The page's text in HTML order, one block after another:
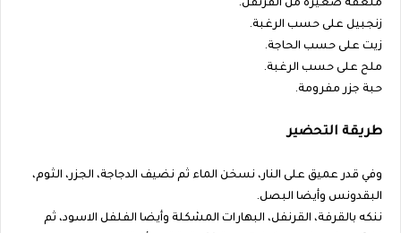
ملعقة صغيرة من القرنفل.
زنجبيل على حسب الرغبة.
زيت على حسب الحاجة.
ملح على حسب الرغبة.
حبة جزر مفرومة.
طريقة التحضير
وفي قدر عميق على النار، نسخن الماء ثم نضيف الدجاجة، الجزر، الثوم،
البقدونس وأيضا البصل.
ننكه بالقرفة، القرنفل، البهارات المشكلة وأيضا الفلفل الاسود، ثم